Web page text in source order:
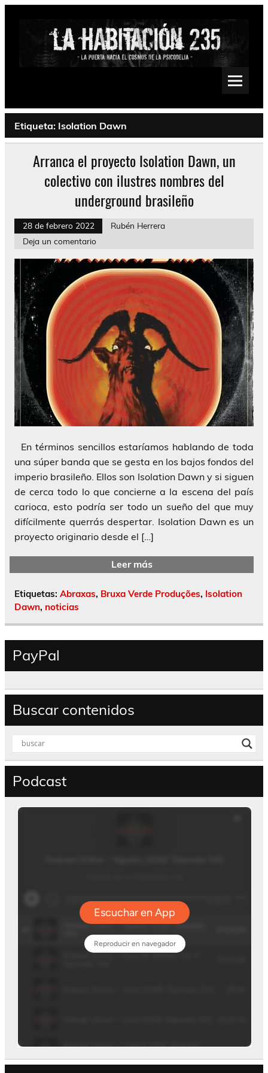
Saltar
Psychedelic, Stoner, Doom, Sludge, Fuzz, Space, Drone
Etiqueta: Isolation Dawn
Arranca el proyecto Isolation Dawn, un
colectivo con ilustres nombres del
underground brasileño
28 de febrero 2022
Rubén Herrera
Deja un comentario
En términos sencillos estaríamos hablando de toda
una súper banda que se gesta en los bajos fondos del
imperio brasileño. Ellos son Isolation Dawn y si siguen
de cerca todo lo que concierne a la escena del país
carioca, esto podría ser todo un sueño del que muy
difícilmente querrás despertar. Isolation Dawn es un
proyecto originario desde el […]
Leer más
Etiquetas: Abraxas, Bruxa Verde Produções, Isolation
Dawn, noticias
PayPal
Buscar contenidos
Podcast